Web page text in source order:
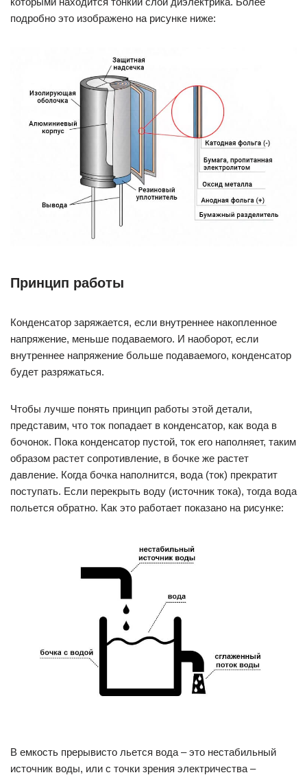
подробно это изображено на рисунке ниже:
Принцип работы
Конденсатор заряжается, если внутреннее накопленное
напряжение, меньше подаваемого. И наоборот, если
внутреннее напряжение больше подаваемого, конденсатор
будет разряжаться.
Чтобы лучше понять принцип работы этой детали,
представим, что ток попадает в конденсатор, как вода в
бочонок. Пока конденсатор пустой, ток его наполняет, таким
образом растет сопротивление, в бочке же растет
давление. Когда бочка наполнится, вода (ток) прекратит
поступать. Если перекрыть воду (источник тока), тогда вода
польется обратно. Как это работает показано на рисунке:
В емкость прерывисто льется вода – это нестабильный
источник воды, или с точки зрения электричества –